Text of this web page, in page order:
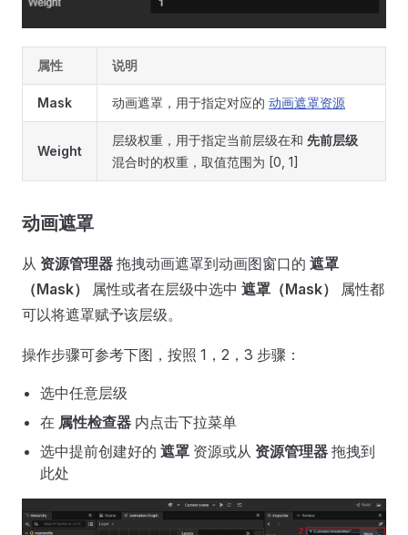
属性 说明
Mask 动画遮罩，用于指定对应的 动画遮罩资源
Weight
层级权重，用于指定当前层级在和 先前层级
混合时的权重，取值范围为 [0, 1]
动画遮罩
从 资源管理器 拖拽动画遮罩到动画图窗口的 遮罩
（Mask）
属性或者在层级中选中 遮罩（Mask）
属性都
可以将遮罩赋予该层级。
操作步骤可参考下图，按照 1，2，3 步骤：
选中任意层级
在 属性检查器 内点击下拉菜单
选中提前创建好的 遮罩 资源或从 资源管理器 拖拽到
此处